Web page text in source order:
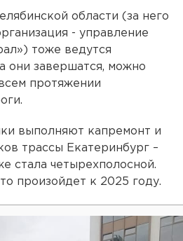
области (за него
- управление
тоже ведутся
они завершатся, можно
протяжении
выполняют капремонт и
трассы Екатеринбург –
стала четырехполосной.
произойдет к 2025 году.